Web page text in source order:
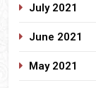
July 2021
June 2021
May 2021